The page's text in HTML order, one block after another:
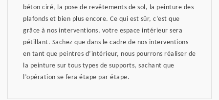
béton ciré, la pose de revêtements de sol, la peinture des
plafonds et bien plus encore. Ce qui est sûr, c’est que
grâce à nos interventions, votre espace intérieur sera
pétillant. Sachez que dans le cadre de nos interventions
en tant que peintres d’intérieur, nous pourrons réaliser de
la peinture sur tous types de supports, sachant que
l’opération se fera étape par étape.